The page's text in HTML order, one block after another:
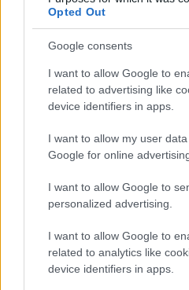
Opted Out
Google consents
I want to allow Google to
related to advertising like
device identifiers in apps.
I want to allow my user
Google for online
I want to allow Google to
personalized advertising.
I want to allow Google to
related to analytics like
device identifiers in apps.
képzettség nélkül
milliós gépeket; komoly
akik megfelelően
gépparkot.
Dobos kiemelte azt is,
nem volt a városnak,
takarításhoz kisgépeket
a városnak nem
szüksége, hanem a
ellátását biztosító,
személyzetre.